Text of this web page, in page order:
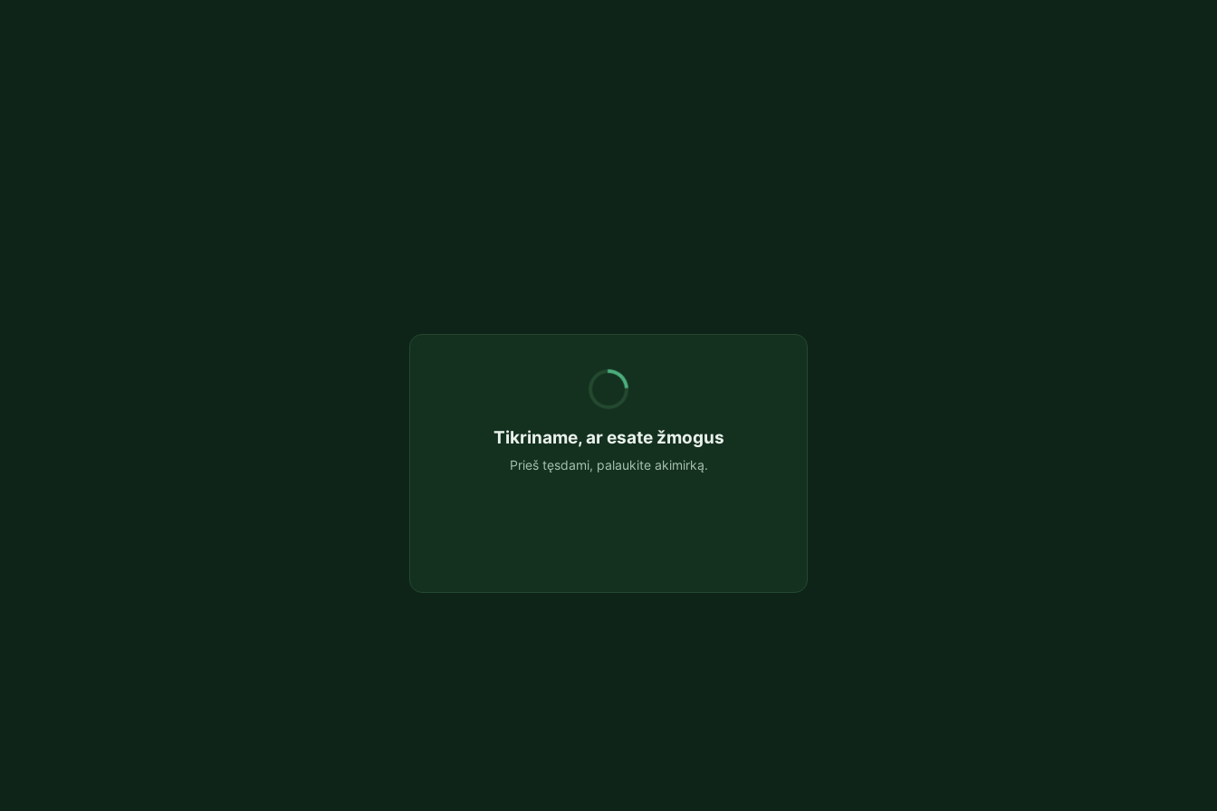
Tikriname, ar esate žmogus
Prieš tęsdami, palaukite akimirką.